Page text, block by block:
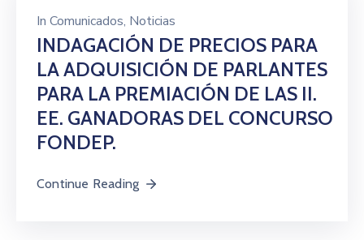
In Comunicados‚ Noticias
INDAGACIÓN DE PRECIOS PARA
LA ADQUISICIÓN DE PARLANTES
PARA LA PREMIACIÓN DE LAS II.
EE. GANADORAS DEL CONCURSO
FONDEP.
Continue Reading